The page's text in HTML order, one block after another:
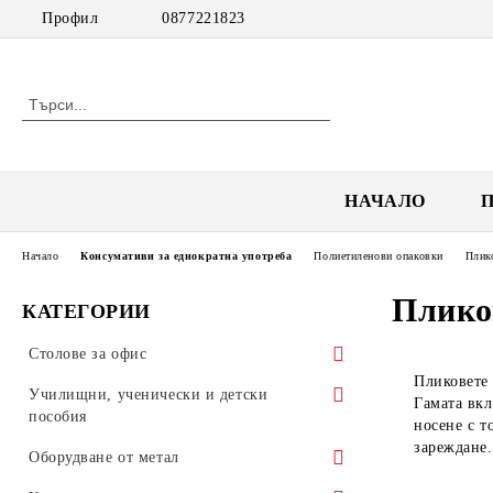
Профил 0877221823
НАЧАЛО
КАТЕГОРИИ
Столове за офис
Посетителски столове
Училищни, ученически и детски
пособия
Обзавеждане за училища
Оборудване от метал
Начало Консумативи за еднократна употреба Полиетиленови опаковки
Гамата
носене с
зареждане.